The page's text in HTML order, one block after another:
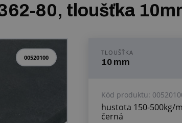
80, tloušťka
00520100
TLOUŠŤKA
10 mm
Kód produktu:
hustota 150-500kg/
černá